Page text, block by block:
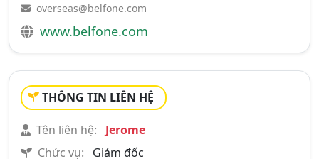
overseas@belfone.com
www.belfone.com
THÔNG TIN LIÊN HỆ
Tên liên hệ:
Jerome
Chức vụ:
Giám đốc